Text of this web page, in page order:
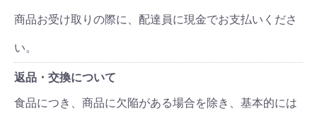
商品お受け取りの際に、配達員に現金でお支払いくださ
い。
返品・交換について
食品につき、商品に欠陥がある場合を除き、基本的には